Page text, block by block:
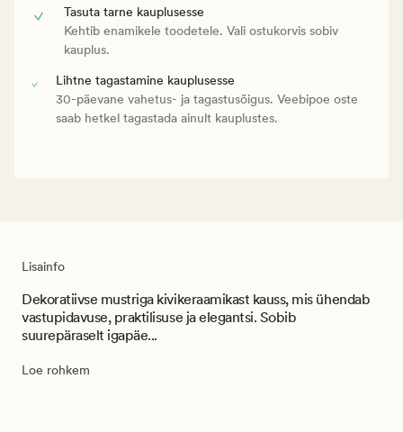
Tasuta tarne kauplusesse
Kehtib enamikele toodetele. Vali ostukorvis sobiv
kauplus.
Lihtne tagastamine kauplusesse
30-päevane vahetus- ja tagastusõigus. Veebipoe oste
saab hetkel tagastada ainult kauplustes.
Lisainfo
Dekoratiivse mustriga kivikeraamikast kauss, mis ühendab
vastupidavuse, praktilisuse ja elegantsi. Sobib
suurepäraselt igapäe...
Loe rohkem